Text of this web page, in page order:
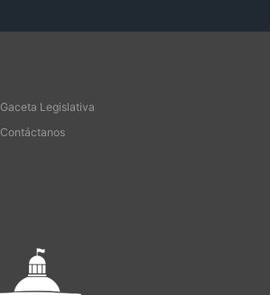
Gaceta Legislativa
Contáctanos